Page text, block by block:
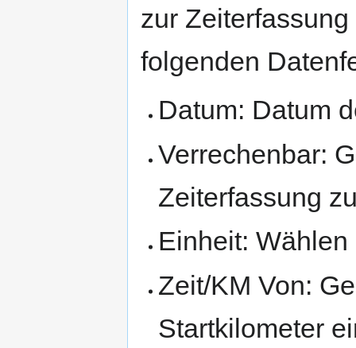
zur
folgenden
Datum: Datum
Verrechenbar:
Zeiterfassung
Einheit:
Zeit/KM Von:
Startkilometer